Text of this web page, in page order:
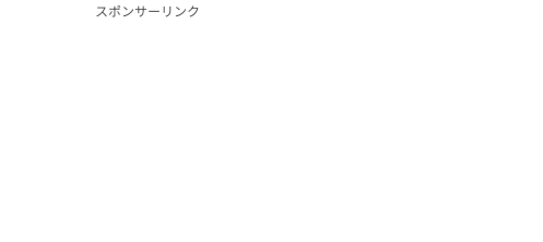
スポンサーリンク